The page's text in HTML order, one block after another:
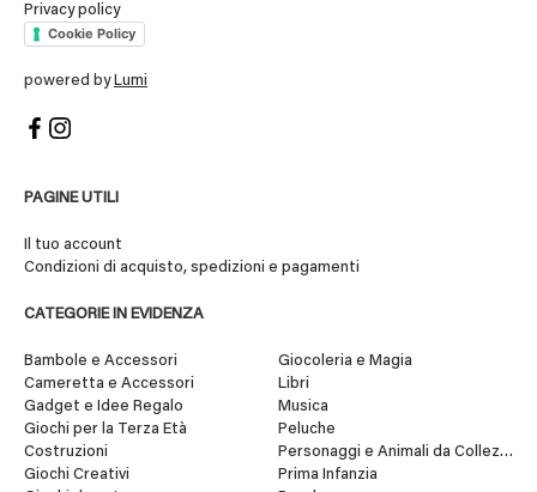
Privacy policy
Cookie Policy
powered by Lumi
PAGINE UTILI
Il tuo account
Condizioni di acquisto, spedizioni e pagamenti
CATEGORIE IN EVIDENZA
Bambole e Accessori
Cameretta e Accessori
Gadget e Idee Regalo
Giochi per la Terza Età
Costruzioni
Giochi Creativi
Giocoleria e Magia
Libri
Musica
Peluche
Personaggi e Animali da Collezione
Prima Infanzia